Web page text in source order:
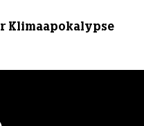
Klimaapokalypse